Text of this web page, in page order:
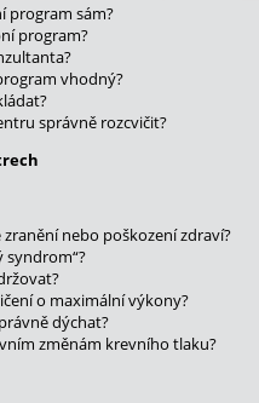
program sám?
program?
vhodný?
správně rozcvičit?
nebo poškození zdraví?
o maximální výkony?
dýchat?
změnám krevního tlaku?